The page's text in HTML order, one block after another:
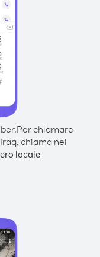
Per chiamare
chiama nel
locale